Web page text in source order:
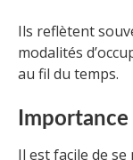
Ils reflètent
modalités
au fil du temps.
Il est facile de